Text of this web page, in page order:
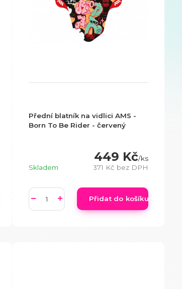
Přední blatník na vidlici AMS -
Born To Be Rider - červený
449 Kč/ks
371 Kč bez DPH
Skladem
Přidat do košíku